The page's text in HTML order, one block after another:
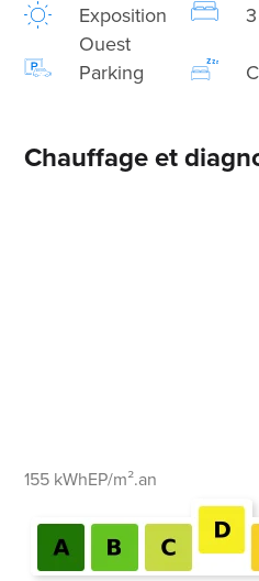
Exposition
Ouest
Parking
Chauffage et
155 kWhEP/m².an